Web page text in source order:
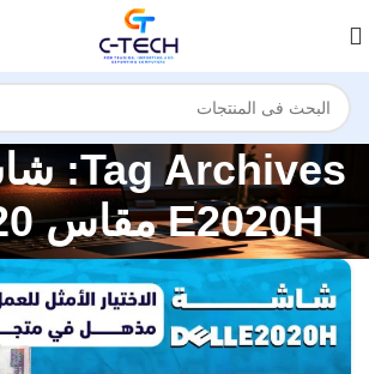
E2020H مقاس 20 بوصة
اضغط هنا لمتابعتنا على فيس بوك